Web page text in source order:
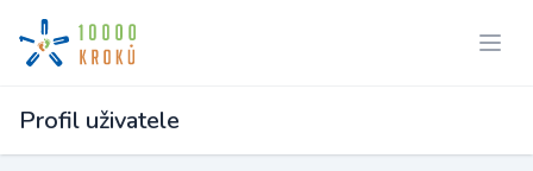
Profil uživatele